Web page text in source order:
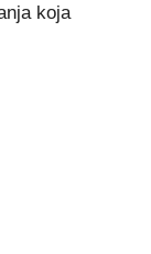
koja